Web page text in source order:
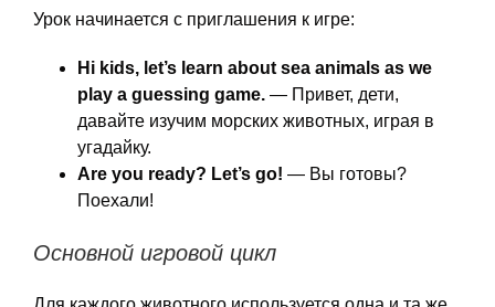
Урок начинается с приглашения к игре:
Hi kids, let’s learn about sea animals as we
play a guessing game. — Привет, дети,
давайте изучим морских животных, играя в
угадайку.
Are you ready? Let’s go! — Вы готовы?
Поехали!
Основной игровой цикл